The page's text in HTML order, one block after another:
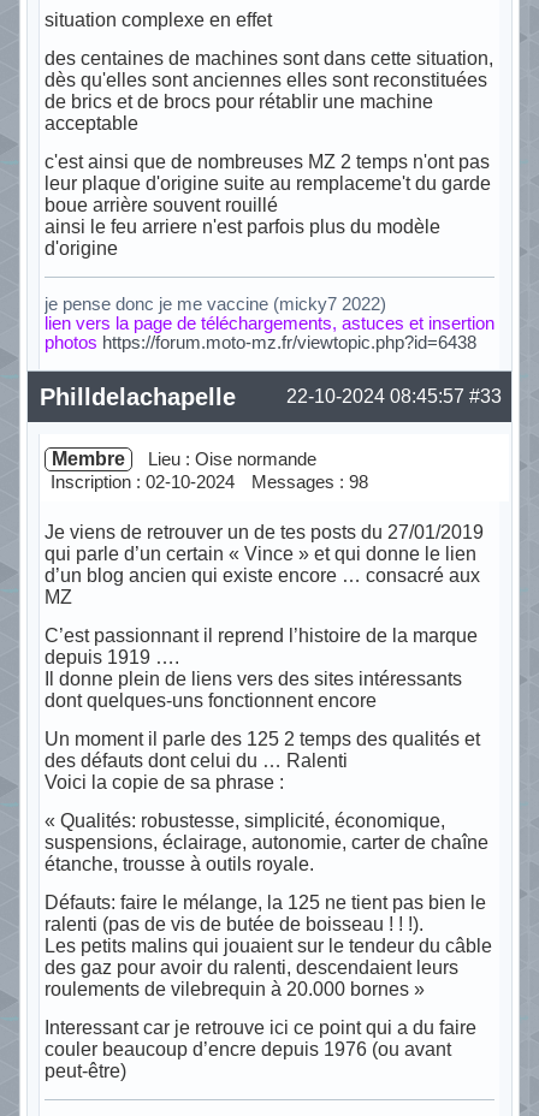
situation complexe en effet
des centaines de machines sont dans cette situation,
dès qu'elles sont anciennes elles sont reconstituées
de brics et de brocs pour rétablir une machine
acceptable
c'est ainsi que de nombreuses MZ 2 temps n'ont pas
leur plaque d'origine suite au remplaceme't du garde
boue arrière souvent rouillé
ainsi le feu arriere n'est parfois plus du modèle
d'origine
je pense donc je me vaccine (micky7 2022)
lien vers la page de téléchargements, astuces et insertion
photos https://forum.moto-mz.fr/viewtopic.php?id=6438
Hors ligne #33
22-10-2024 08:45:57
Philldelachapelle
Membre
Lieu : Oise normande
Inscription : 02-10-2024
Messages : 98
Je viens de retrouver un de tes posts du 27/01/2019
qui parle d’un certain « Vince » et qui donne le lien
d’un blog ancien qui existe encore … consacré aux
MZ
C’est passionnant il reprend l’histoire de la marque
depuis 1919 ….
Il donne plein de liens vers des sites intéressants
dont quelques-uns fonctionnent encore
Un moment il parle des 125 2 temps des qualités et
des défauts dont celui du … Ralenti
Voici la copie de sa phrase :
« Qualités: robustesse, simplicité, économique,
suspensions, éclairage, autonomie, carter de chaîne
étanche, trousse à outils royale.
Défauts: faire le mélange, la 125 ne tient pas bien le
ralenti (pas de vis de butée de boisseau ! ! !).
Les petits malins qui jouaient sur le tendeur du câble
des gaz pour avoir du ralenti, descendaient leurs
roulements de vilebrequin à 20.000 bornes »
Interessant car je retrouve ici ce point qui a du faire
couler beaucoup d’encre depuis 1976 (ou avant
peut-être)